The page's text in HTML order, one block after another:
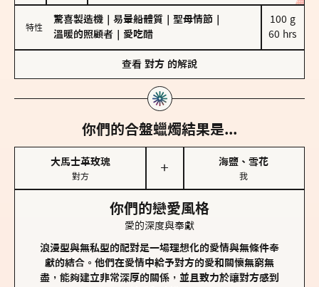
特性
驚喜製造機 易暈船體質 聖母情節
溫暖的照顧者
愛吃醋
100 g
60 hrs
查看 對方 的解說
你們的合盤蠟燭結果是...
大馬士革玫瑰
對方
＋
海鹽、雪花
我
你們的戀愛風格
愛的深度與奉獻
浪漫型與無私型的配對是一場理想化的愛情與無條件奉
獻的結合。他們在愛情中給予對方的愛和關懷無窮無
盡，能夠建立非常深厚的關係，並且致力於讓對方感到